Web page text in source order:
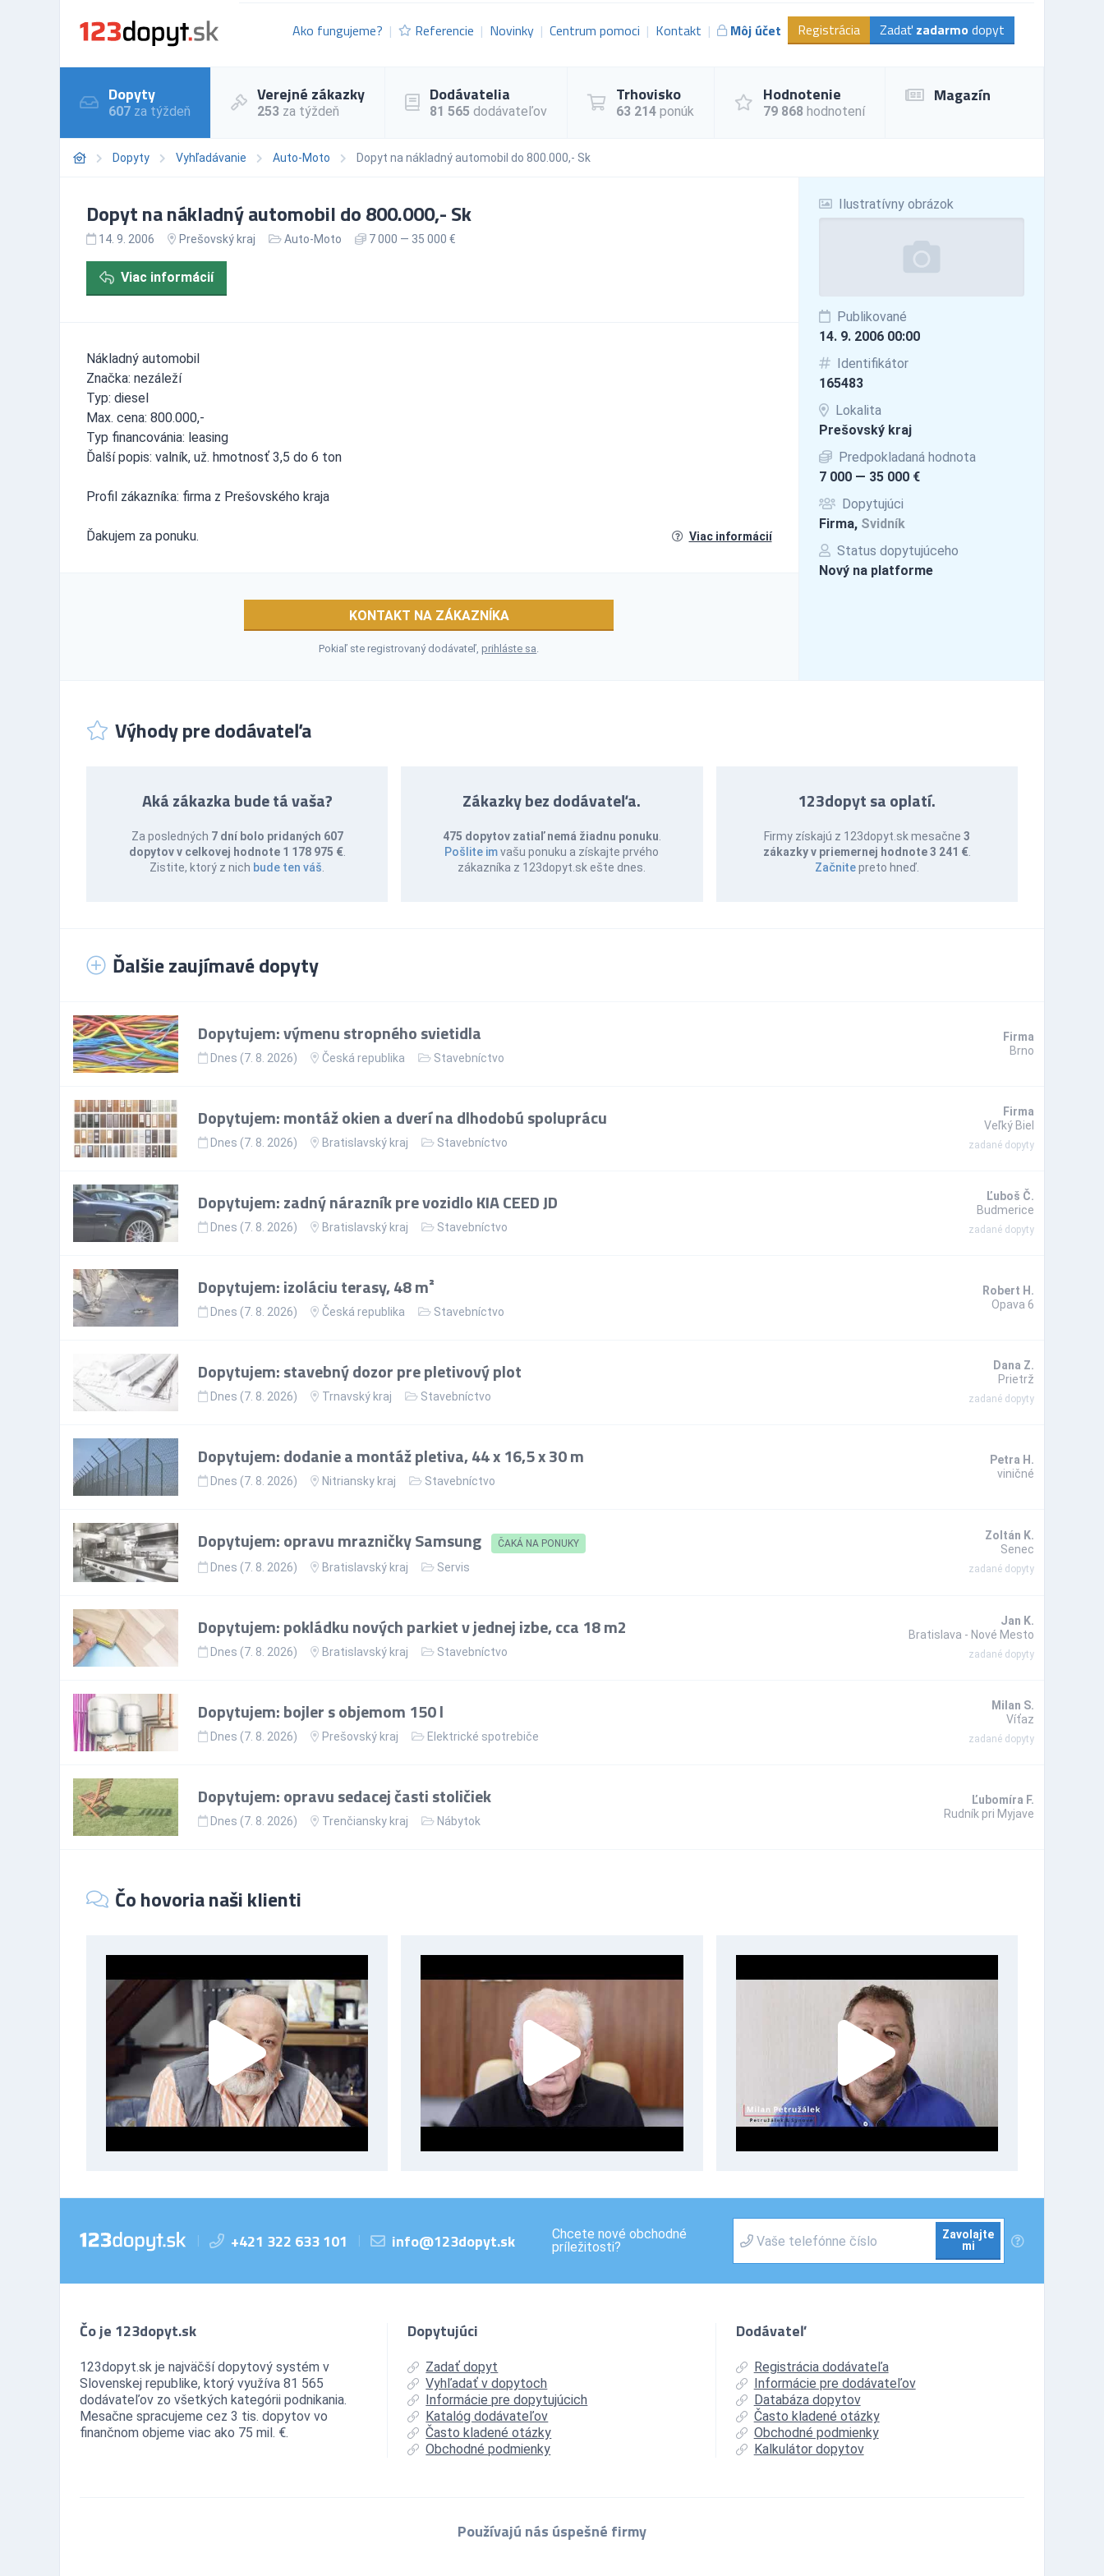
Ako fungujeme? Referencie Novinky Centrum pomoci Kontakt Môj účet Registrácia Zadať zadarmo dopyt
Dopyty
607 za týždeň
Verejné zákazky
253 za týždeň
Dodávatelia
81 565 dodávateľov
Trhovisko
63 214 ponúk
Hodnotenie
79 868 hodnotení
Magazín
Dopyty Vyhľadávanie Auto-Moto Dopyt na nákladný automobil do 800.000,- Sk
Ilustratívny obrázok
Publikované
14. 9. 2006 00:00
Identifikátor
165483
Lokalita
Prešovský kraj
Predpokladaná hodnota
7 000 — 35 000 €
Dopytujúci
Firma, Svidník
Status dopytujúceho
Nový na platforme
Dopyt na nákladný automobil do 800.000,- Sk
14. 9. 2006 Prešovský kraj Auto-Moto 7 000 — 35 000 €
Viac informácií
Nákladný automobil
Značka: nezáleží
Typ: diesel
Max. cena: 800.000,-
Typ financovánia: leasing
Ďalší popis: valník, už. hmotnosť 3,5 do 6 ton
Profil zákazníka: firma z Prešovského kraja
Ďakujem za ponuku. Viac informácií
KONTAKT NA ZÁKAZNÍKA
Pokiaľ ste registrovaný dodávateľ,prihláste sa
Výhody pre dodávateľa
Aká zákazka bude tá vaša?
Za posledných 7 dní bolo pridaných 607
dopytov v celkovej hodnote 1 178 975 €.
Zistite, ktorý z nich bude ten váš
Zákazky bez dodávateľa.
475 dopytov zatiaľ nemá žiadnu ponuku
Pošlite imvašu ponuku a získajte prvého
zákazníka z 123dopyt.sk ešte dnes.
123dopyt sa oplatí.
Firmy získajú z 123dopyt.sk mesačne 3
zákazky v priemernej hodnote 3 241 €.
Začnitepreto hneď.
Ďalšie zaujímavé dopyty
Dopytujem: výmenu stropného svietidla
Dnes (7. 8. 2026) Česká republika Stavebníctvo
Firma
Brno
Dopytujem: montáž okien a dverí na dlhodobú spoluprácu
Dnes (7. 8. 2026) Bratislavský kraj Stavebníctvo
Firma
Veľký Biel
zadané dopyty
Dopytujem: zadný nárazník pre vozidlo KIA CEED JD
Dnes (7. 8. 2026) Bratislavský kraj Stavebníctvo
Ľuboš Č.
Budmerice
zadané dopyty
Dopytujem: izoláciu terasy, 48 m²
Dnes (7. 8. 2026) Česká republika Stavebníctvo
Robert H.
Opava 6
Dopytujem: stavebný dozor pre pletivový plot
Dnes (7. 8. 2026) Trnavský kraj Stavebníctvo
Dana Z.
Prietrž
zadané dopyty
Dopytujem: dodanie a montáž pletiva, 44 x 16,5 x 30 m
Dnes (7. 8. 2026) Nitriansky kraj Stavebníctvo
Petra H.
viničné
Dopytujem: opravu mrazničky Samsung ČAKÁ NA PONUKY
Dnes (7. 8. 2026) Bratislavský kraj Servis
Zoltán K.
Senec
zadané dopyty
Dopytujem: pokládku nových parkiet v jednej izbe, cca 18 m2
Dnes (7. 8. 2026) Bratislavský kraj Stavebníctvo
Jan K.
Bratislava - Nové Mesto
zadané dopyty
Dopytujem: bojler s objemom 150 l
Dnes (7. 8. 2026) Prešovský kraj Elektrické spotrebiče
Milan S.
Víťaz
zadané dopyty
Dopytujem: opravu sedacej časti stoličiek
Dnes (7. 8. 2026) Trenčiansky kraj Nábytok
Ľubomíra F.
Rudník pri Myjave
Čo hovoria naši klienti
+421 322 633 101 info@123dopyt.sk
Chcete nové obchodné
príležitosti?
Zavolajte
mi
Čo je 123dopyt.sk
123dopyt.sk je najväčší dopytový systém v
Slovenskej republike, ktorý využíva 81 565
dodávateľov zo všetkých kategórii podnikania.
Mesačne spracujeme cez 3 tis. dopytov vo
finančnom objeme viac ako 75 mil. €.
Dopytujúci
Zadať dopyt
Vyhľadať v dopytoch
Informácie pre dopytujúcich
Katalóg dodávateľov
Často kladené otázky
Obchodné podmienky
Dodávateľ
Registrácia dodávateľa
Informácie pre dodávateľov
Databáza dopytov
Často kladené otázky
Obchodné podmienky
Kalkulátor dopytov
Používajú nás úspešné firmy